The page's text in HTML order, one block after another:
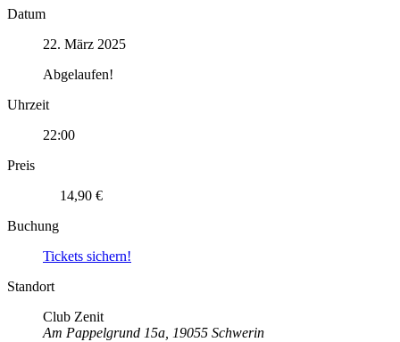
Datum
22. März 2025
Abgelaufen!
Uhrzeit
22:00
Preis
14,90 €
Buchung
Tickets sichern!
Standort
Club Zenit
Am Pappelgrund 15a, 19055 Schwerin